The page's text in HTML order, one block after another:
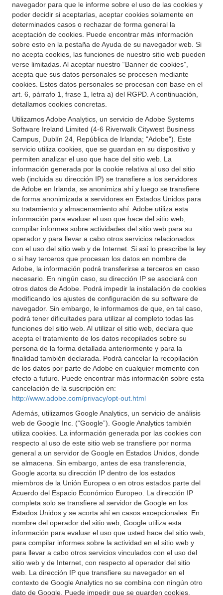
navegador para que le informe sobre el uso de las cookies y
poder decidir si aceptarlas, aceptar cookies solamente en
determinados casos o rechazar de forma general la
aceptación de cookies. Puede encontrar más información
sobre esto en la pestaña de Ayuda de su navegador web. Si
no acepta cookies, las funciones de nuestro sitio web pueden
verse limitadas. Al aceptar nuestro “Banner de cookies”,
acepta que sus datos personales se procesen mediante
cookies. Estos datos personales se procesan con base en el
art. 6, párrafo 1, frase 1, letra a) del RGPD. A continuación,
detallamos cookies concretas.
Utilizamos Adobe Analytics, un servicio de Adobe Systems
Software Ireland Limited (4-6 Riverwalk Citywest Business
Campus, Dublín 24, República de Irlanda; "Adobe"). Este
servicio utiliza cookies, que se guardan en su dispositivo y
permiten analizar el uso que hace del sitio web. La
información generada por la cookie relativa al uso del sitio
web (incluida su dirección IP) se transfiere a los servidores
de Adobe en Irlanda, se anonimiza ahí y luego se transfiere
de forma anonimizada a servidores en Estados Unidos para
su tratamiento y almacenamiento ahí. Adobe utiliza esta
información para evaluar el uso que hace del sitio web,
compilar informes sobre actividades del sitio web para su
operador y para llevar a cabo otros servicios relacionados
con el uso del sitio web y de Internet. Si así lo prescribe la ley
o si hay terceros que procesan los datos en nombre de
Adobe, la información podrá transferirse a terceros en caso
necesario. En ningún caso, su dirección IP se asociará con
otros datos de Adobe. Podrá impedir la instalación de cookies
modificando los ajustes de configuración de su software de
navegador. Sin embargo, le informamos de que, en tal caso,
podrá tener dificultades para utilizar al completo todas las
funciones del sitio web. Al utilizar el sitio web, declara que
acepta el tratamiento de los datos recopilados sobre su
persona de la forma detallada anteriormente y para la
finalidad también declarada. Podrá cancelar la recopilación
de los datos por parte de Adobe en cualquier momento con
efecto a futuro. Puede encontrar más información sobre esta
cancelación de la suscripción en:
http://www.adobe.com/privacy/opt-out.html
Además, utilizamos Google Analytics, un servicio de análisis
web de Google Inc. (“Google”). Google Analytics también
utiliza cookies. La información generada por las cookies con
respecto al uso de este sitio web se transfiere por norma
general a un servidor de Google en Estados Unidos, donde
se almacena. Sin embargo, antes de esa transferencia,
Google acorta su dirección IP dentro de los estados
miembros de la Unión Europea o en otros estados parte del
Acuerdo del Espacio Económico Europeo. La dirección IP
completa solo se transfiere al servidor de Google en los
Estados Unidos y se acorta ahí en casos excepcionales. En
nombre del operador del sitio web, Google utiliza esta
información para evaluar el uso que usted hace del sitio web,
para compilar informes sobre la actividad en el sitio web y
para llevar a cabo otros servicios vinculados con el uso del
sitio web y de Internet, con respecto al operador del sitio
web. La dirección IP que transfiere su navegador en el
contexto de Google Analytics no se combina con ningún otro
dato de Google. Puede impedir que se guarden cookies,